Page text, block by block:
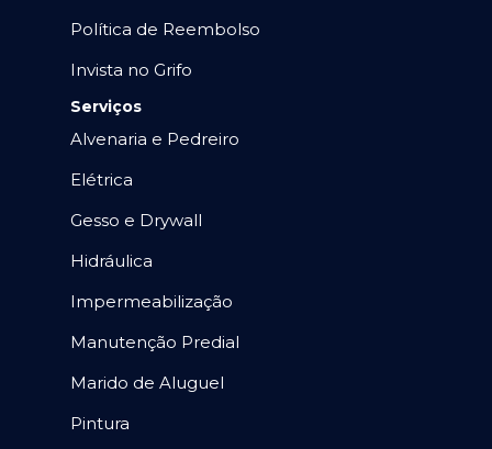
Política de Reembolso
Invista no Grifo
Serviços
Alvenaria e Pedreiro
Elétrica
Gesso e Drywall
Hidráulica
Impermeabilização
Manutenção Predial
Marido de Aluguel
Pintura